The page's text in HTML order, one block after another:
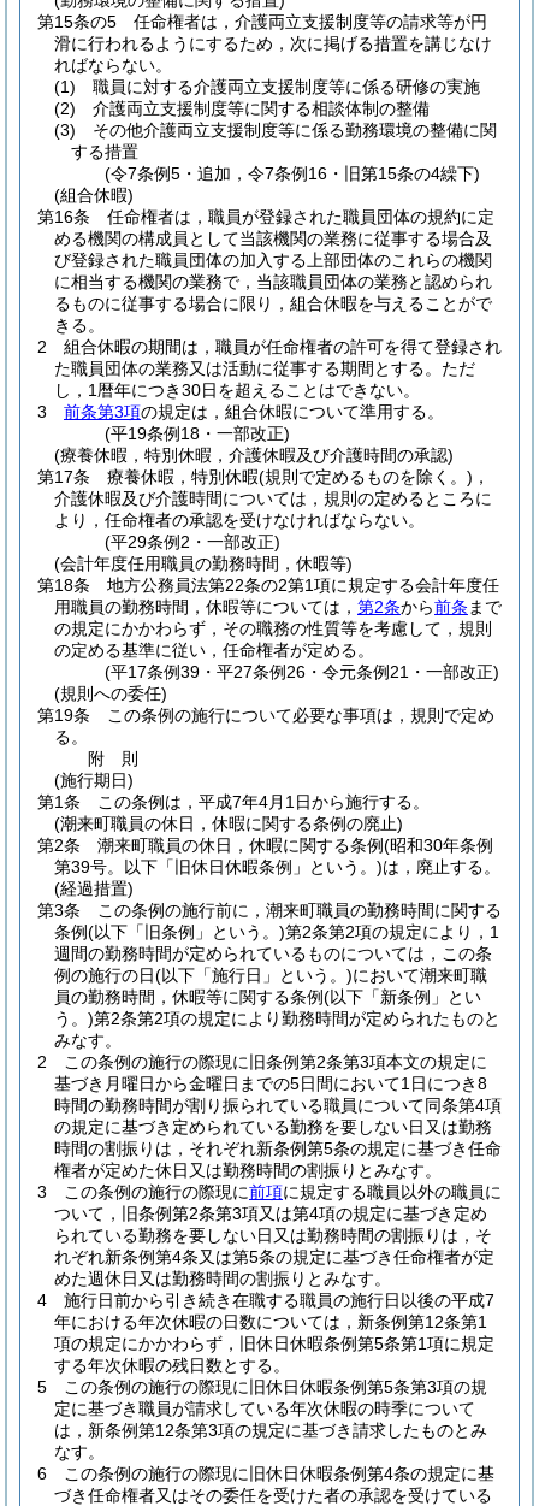
第15条の5
任命権者は，介護両立支援制度等の請求等が円
滑に行われるようにするため，次に掲げる措置を講じなけ
ればならない。
(1)
職員に対する介護両立支援制度等に係る研修の実施
(2)
介護両立支援制度等に関する相談体制の整備
(3)
その他介護両立支援制度等に係る勤務環境の整備に関
する措置
(令7条例5・追加，令7条例16・旧第15条の4繰下)
(組合休暇)
第16条
任命権者は，職員が登録された職員団体の規約に定
める機関の構成員として当該機関の業務に従事する場合及
び登録された職員団体の加入する上部団体のこれらの機関
に相当する機関の業務で，当該職員団体の業務と認められ
るものに従事する場合に限り，組合休暇を与えることがで
きる。
2
組合休暇の期間は，職員が任命権者の許可を得て登録され
た職員団体の業務又は活動に従事する期間とする。 ただ
し，1暦年につき30日を超えることはできない。
3
前条第3項の規定は，組合休暇について準用する。
(平19条例18・一部改正)
(療養休暇，特別休暇，介護休暇及び介護時間の承認)
第17条
療養休暇，特別休暇(規則で定めるものを除く。) ，
介護休暇及び介護時間については，規則の定めるところに
より，任命権者の承認を受けなければならない。
(平29条例2・一部改正)
(会計年度任用職員の勤務時間，休暇等)
第18条
地方公務員法第22条の2第1項に規定する会計年度任
用職員の勤務時間，休暇等については， 第2条から前条 まで
の規定にかかわらず，その職務の性質等を考慮して，規則
の定める基準に従い，任命権者が定める。
(平17条例39・平27条例26・令元条例21・一部改正)
(規則への委任)
第19条
この条例の施行について必要な事項は，規則で定め
る。
附 則
(施行期日)
第1条
この条例は，平成7年4月1日から施行する。
(潮来町職員の休日，休暇に関する条例の廃止)
第2条
潮来町職員の休日，休暇に関する条例(昭和30年条例
第39号。以下「旧休日休暇条例」という。)は，廃止する。
(経過措置)
第3条
この条例の施行前に，潮来町職員の勤務時間に関する
条例(以下「旧条例」という。)第2条第2項の規定により，1
週間の勤務時間が定められているものについては，この条
例の施行の日(以下「施行日」という。)において潮来町職
員の勤務時間，休暇等に関する条例(以下「新条例」とい
う。)第2条第2項の規定により勤務時間が定められたものと
みなす。
2
この条例の施行の際現に旧条例第2条第3項本文の規定に
基づき月曜日から金曜日までの5日間において1日につき8
時間の勤務時間が割り振られている職員について同条第4項
の規定に基づき定められている勤務を要しない日又は勤務
時間の割振りは，それぞれ新条例第5条の規定に基づき任命
権者が定めた休日又は勤務時間の割振りとみなす。
3
この条例の施行の際現に前項に規定する職員以外の職員に
ついて，旧条例第2条第3項又は第4項の規定に基づき定め
られている勤務を要しない日又は勤務時間の割振りは，そ
れぞれ新条例第4条又は第5条の規定に基づき任命権者が定
めた週休日又は勤務時間の割振りとみなす。
4
施行日前から引き続き在職する職員の施行日以後の平成7
年における年次休暇の日数については，新条例第12条第1
項の規定にかかわらず，旧休日休暇条例第5条第1項に規定
する年次休暇の残日数とする。
5
この条例の施行の際現に旧休日休暇条例第5条第3項の規
定に基づき職員が請求している年次休暇の時季について
は，新条例第12条第3項の規定に基づき請求したものとみ
なす。
6
この条例の施行の際現に旧休日休暇条例第4条の規定に基
づき任命権者又はその委任を受けた者の承認を受けている